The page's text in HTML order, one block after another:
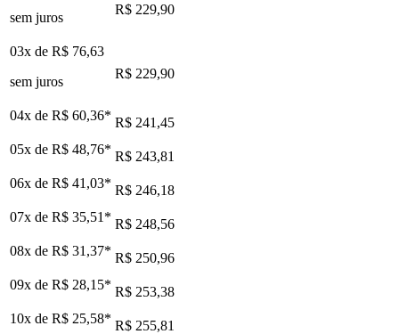
sem juros
R$ 229,90
03x de R$ 76,63
sem juros
R$ 229,90
04x de R$ 60,36* R$ 241,45
05x de R$ 48,76* R$ 243,81
06x de R$ 41,03* R$ 246,18
07x de R$ 35,51 * R$ 248,56
08x de R$ 31,37* R$ 250,96
09x de R$ 28,15* R$ 253,38
10x de R$ 25,58* R$ 255,81